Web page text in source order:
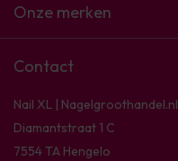
Onze merken
Contact
Nail XL | Nagelgroothandel.nl
Diamantstraat 1 C
7554 TA Hengelo